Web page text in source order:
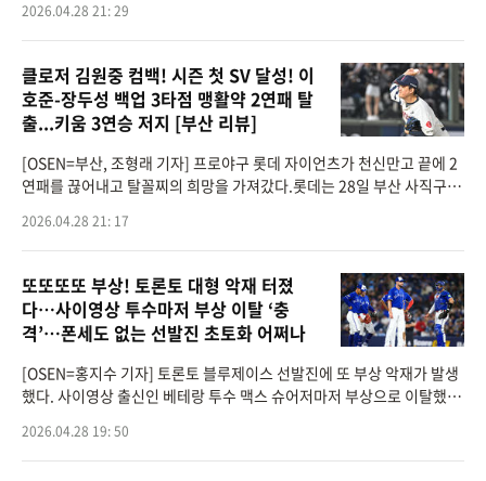
2루수 박민우-지명타자 박건우
2026.04.28 21: 29
클로저 김원중 컴백! 시즌 첫 SV 달성! 이
호준-장두성 백업 3타점 맹활약 2연패 탈
출...키움 3연승 저지 [부산 리뷰]
[OSEN=부산, 조형래 기자] 프로야구 롯데 자이언츠가 천신만고 끝에 2
연패를 끊어내고 탈꼴찌의 희망을 가져갔다.롯데는 28일 부산 사직구장
에서 5-4로 신
2026.04.28 21: 17
또또또또 부상! 토론토 대형 악재 터졌
다…사이영상 투수마저 부상 이탈 ‘충
격’…폰세도 없는 선발진 초토화 어쩌나
[OSEN=홍지수 기자] 토론토 블루제이스 선발진에 또 부상 악재가 발생
했다. 사이영상 출신인 베테랑 투수 맥스 슈어저마저 부상으로 이탈했
염증으로 부상자
2026.04.28 19: 50